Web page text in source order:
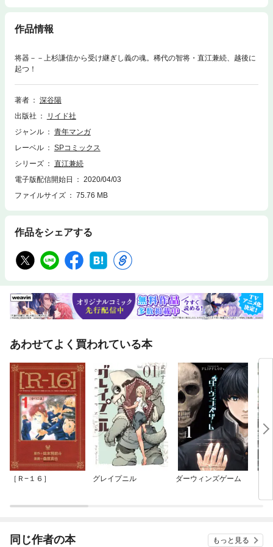
作品情報
将器－－上杉謙信から受け継ぎし義の魂。稀代の智将・直江兼続、越後に
起つ！
著者
深谷陽
出版社
リイド社
ジャンル
青年マンガ
レーベル
SPコミックス
シリーズ
直江兼続
電子版配信開始日
2020/04/03
ファイルサイズ
75.76 MB
作品をシェアする
あわせてよく買われている本
［Ｒ−１６］ グレイプニル ダーウィンズゲーム
同じ作者の本 もっと見る